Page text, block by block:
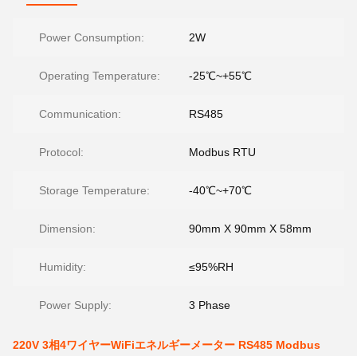
Power Consumption: 2W
Operating Temperature: -25℃~+55℃
Communication: RS485
Protocol: Modbus RTU
Storage Temperature: -40℃~+70℃
Dimension: 90mm X 90mm X 58mm
Humidity: ≤95%RH
Power Supply: 3 Phase
220V 3相4ワイヤーWiFiエネルギーメーター RS485 Modbus